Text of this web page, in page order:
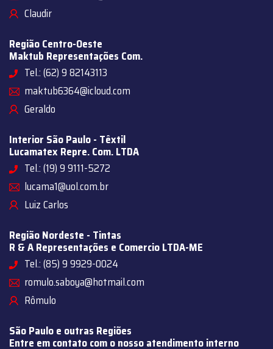
Claudir
Região Centro-Oeste
Maktub Representações Com.
Tel.: (62) 9 82143113
maktub6364@icloud.com
Geraldo
Interior São Paulo - Têxtil
Lucamatex Repre. Com. LTDA
Tel.: (19) 9 9111-5272
lucama1@uol.com.br
Luiz Carlos
Região Nordeste - Tintas
R & A Representações e Comercio LTDA-ME
Tel.: (85) 9 9929-0024
romulo.saboya@hotmail.com
Rômulo
São Paulo e outras Regiões
Entre em contato com o nosso atendimento interno